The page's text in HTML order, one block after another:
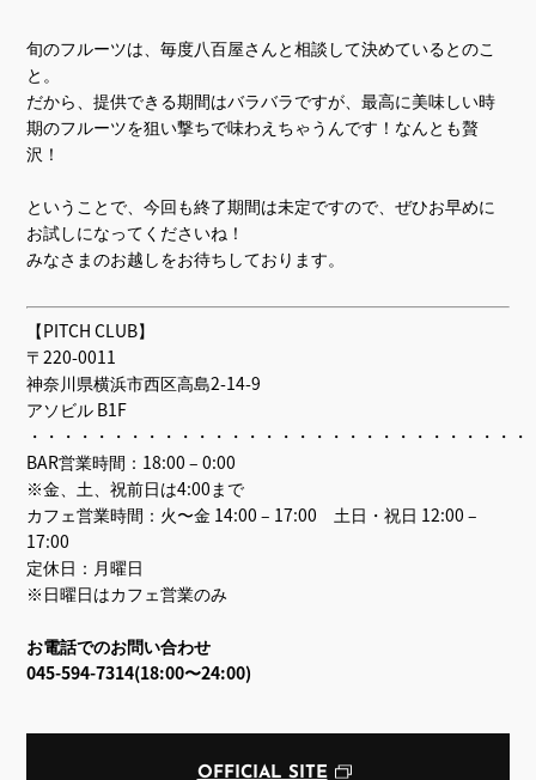
旬のフルーツは、毎度八百屋さんと相談して決めているとのこ
と。
だから、提供できる期間はバラバラですが、最高に美味しい時
期のフルーツを狙い撃ちで味わえちゃうんです！なんとも贅
沢！
ということで、今回も終了期間は未定ですので、ぜひお早めに
お試しになってくださいね！
みなさまのお越しをお待ちしております。
【PITCH CLUB】
〒220-0011
神奈川県横浜市西区高島2-14-9
アソビル B1F
・・・・・・・・・・・・・・・・・・・・・・・・・・・・・・
BAR営業時間：18:00 – 0:00
※金、土、祝前日は4:00まで
カフェ営業時間：火〜金 14:00 – 17:00 土日・祝日 12:00 –
17:00
定休日：月曜日
※日曜日はカフェ営業のみ
お電話でのお問い合わせ
045-594-7314(18:00〜24:00)
OFFICIAL SITE